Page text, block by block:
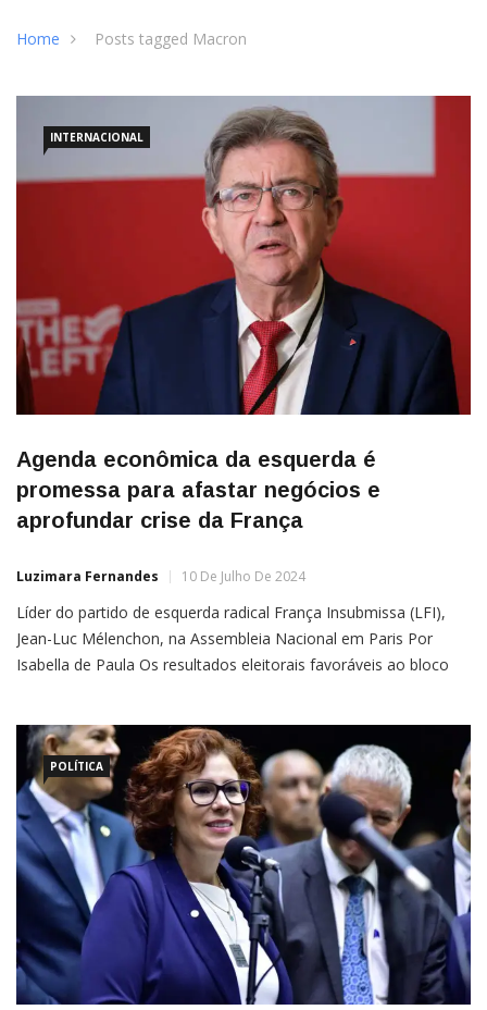
Home Posts tagged Macron
INTERNACIONAL
Agenda econômica da esquerda é
promessa para afastar negócios e
aprofundar crise da França
Luzimara Fernandes 10 De Julho De 2024
Líder do partido de esquerda radical França Insubmissa (LFI),
Jean-Luc Mélenchon, na Assembleia Nacional em Paris Por
Isabella de Paula Os resultados eleitorais favoráveis ao bloco
um
POLÍTICA